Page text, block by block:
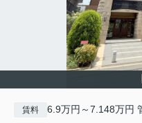
賃料 6.9万円～7.148万円